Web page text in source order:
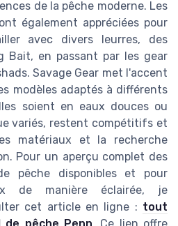
de la pêche moderne. Les
également appréciées pour
avec divers leurres, des
Bait, en passant par les gear
Savage Gear met l'accent
modèles adaptés à différents
soient en eaux douces ou
variés, restent compétitifs et
matériaux et la recherche
Pour un aperçu complet des
pêche disponibles et pour
de manière éclairée, je
cet article en ligne : tout